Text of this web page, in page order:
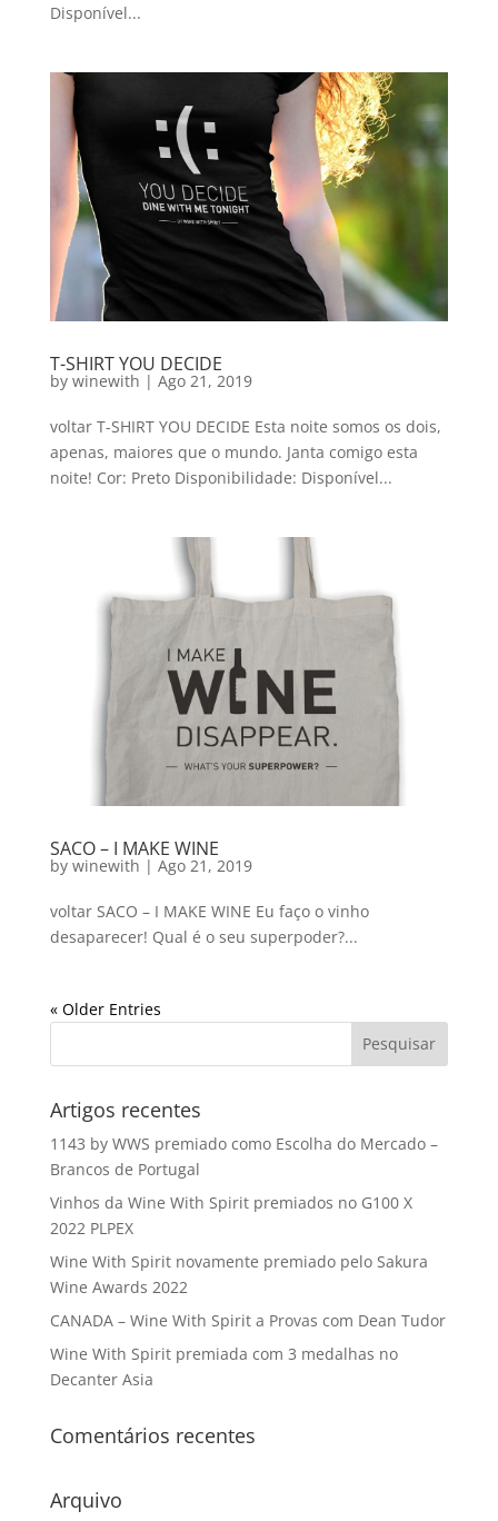
Disponível...
T-SHIRT YOU DECIDE
by winewith | Ago 21, 2019
voltar T-SHIRT YOU DECIDE Esta noite somos os dois,
apenas, maiores que o mundo. Janta comigo esta
noite! Cor: Preto Disponibilidade: Disponível...
SACO – I MAKE WINE
by winewith | Ago 21, 2019
voltar SACO – I MAKE WINE Eu faço o vinho
desaparecer! Qual é o seu superpoder?...
« Older Entries
Artigos recentes
1143 by WWS premiado como Escolha do Mercado –
Brancos de Portugal
Vinhos da Wine With Spirit premiados no G100 X
2022 PLPEX
Wine With Spirit novamente premiado pelo Sakura
Wine Awards 2022
CANADA – Wine With Spirit a Provas com Dean Tudor
Wine With Spirit premiada com 3 medalhas no
Decanter Asia
Comentários recentes
Arquivo